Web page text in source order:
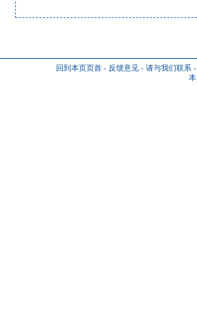
回到本页页首 - 反馈意见 - 请与我们联系 -